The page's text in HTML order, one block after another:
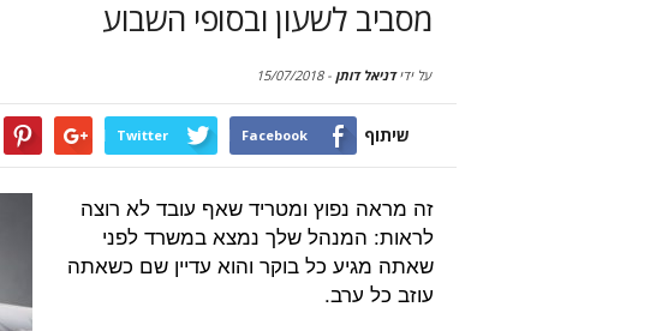
מסביב לשעון ובסופי השבוע
על ידידניאל דותן -
15/07/2018
שיתוף Facebook
Twitter
זה מראה נפוץ ומטריד שאף עובד לא רוצה
לראות: המנהל שלך נמצא במשרד לפני
שאתה מגיע כל בוקר והוא עדיין שם כשאתה
עוזב כל ערב.